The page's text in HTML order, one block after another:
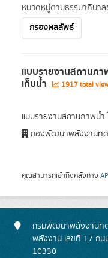
หมวดหมู่ตามธรรมาภิบา
กรองผลลัพธ์
แบบรายงานสถานภ
เก็บน้ำ 1917 total
แบบรายงานสถานภาพน้ำ
กองพัฒนาพลังงานท
คุณสามารถเข้าถึงคลังทาง
กรมพัฒนาพลังงานทด
พลังงาน เลขที่ 17 ถน
10330